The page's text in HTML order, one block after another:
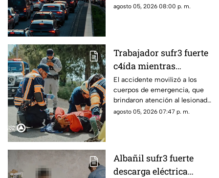
vialidades de Querétaro.
agosto 05, 2026 08:00 p. m.
Trabajador sufr3 fuerte
c4ída mientras
trabajaba en Guadalupe
La Venta
El accidente movilizó a los
cuerpos de emergencia, que
brindaron atención al lesionado
antes de trasladarlo a un
agosto 05, 2026 07:47 p. m.
Albañil sufr3 fuerte
descarga eléctrica